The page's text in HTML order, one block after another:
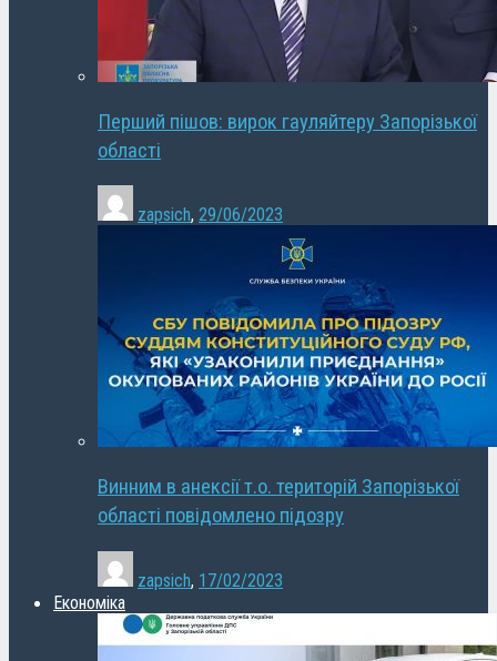
Перший пішов: вирок гауляйтеру Запорізької
області
zapsich, 29/06/2023
Винним в анексії т.о. територій Запорізької
області повідомлено підозру
zapsich, 17/02/2023
Економіка